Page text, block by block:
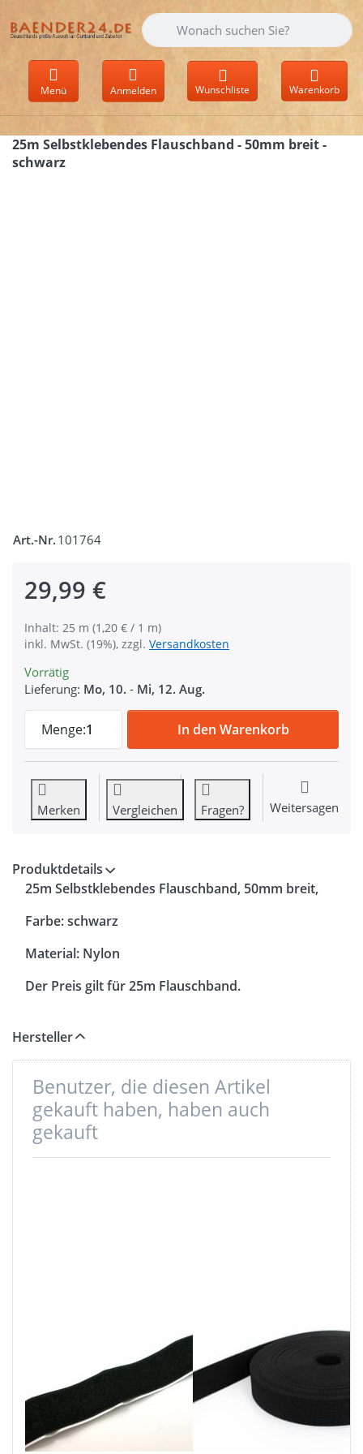
Geben Sie einen Suchbegriff ein.
Menü Anmelden Wunschliste Warenkorb
25m Selbstklebendes Flauschband - 50mm breit -
schwarz
Art.-Nr. 101764
29,99 €
Inhalt: 25 m (1,20 € / 1 m)
inkl. MwSt. (19%), zzgl. Versandkosten
Vorrätig
Lieferung: Mo, 10. - Mi, 12. Aug.
Menge:1
25m Selbstklebendes Flauschband -
In den Warenkorb
Merken Vergleichen Fragen? Weitersagen
Produktdetails
25m Selbstklebendes Flauschband, 50mm breit,
Farbe: schwarz
Material: Nylon
Der Preis gilt für 25m Flauschband.
Hersteller
Benutzer, die diesen Artikel
gekauft haben, haben auch
gekauft
selbstklebendes
Flauschband,
20mm breit,
Farbe: schwarz
Gurtband -
25mm breit -
1,8mm stark -
schwarz (UV)